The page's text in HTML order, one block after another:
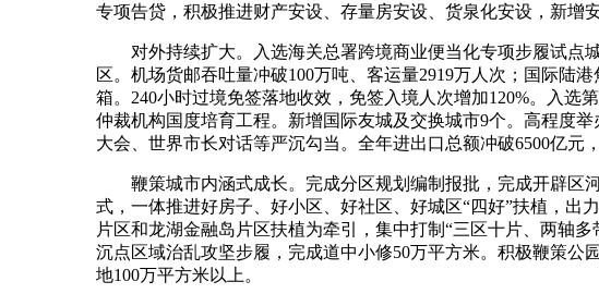
专项告贷，积极推进财产安设、存量房安设、货泉化安设，新增
对外持续扩大。入选海关总署跨境商业便当化专项步履试点
区。机场货邮吞吐量冲破100万吨、客运量2919万人次；国际陆
箱。240小时过境免签落地收效，免签入境人次增加120%。入
仲裁机构国度培育工程。新增国际友城及交换城市9个。高程度
大会、世界市长对话等严沉勾当。全年进出口总额冲破6500亿元
鞭策城市内涵式成长。完成分区规划编制报批，完成开辟区
式，一体推进好房子、好小区、好社区、好城区“四好”扶植，
片区和龙湖金融岛片区扶植为牵引，集中打制“三区十片、两轴
沉点区域治乱攻坚步履，完成道中小修50万平方米。积极鞭策公
地100万平方米以上。